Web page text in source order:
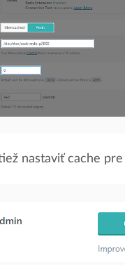
nastaviť cache